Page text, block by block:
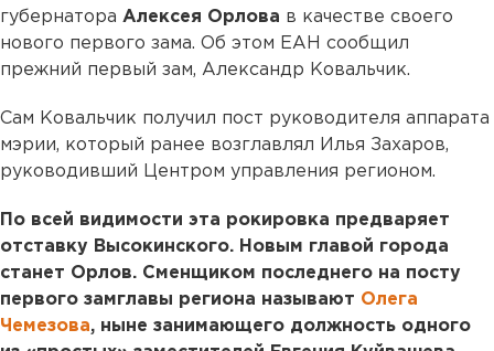
губернатора Алексея Орлова в качестве своего
нового первого зама. Об этом ЕАН сообщил
прежний первый зам, Александр Ковальчик.
Сам Ковальчик получил пост руководителя аппарата
мэрии, который ранее возглавлял Илья Захаров,
руководивший Центром управления регионом.
По всей видимости эта рокировка предваряет
отставку Высокинского. Новым главой города
станет Орлов. Сменщиком последнего на посту
первого замглавы региона называют Олега
Чемезова, ныне занимающего должность одного